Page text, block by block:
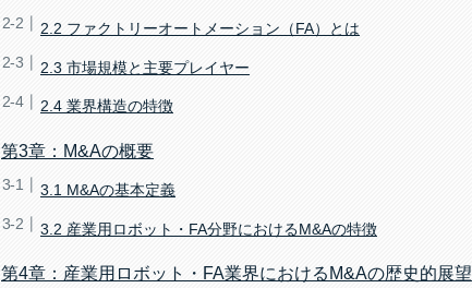
2.2 ファクトリーオートメーション（FA）とは
2.3 市場規模と主要プレイヤー
2.4 業界構造の特徴
第3章：M&Aの概要
3.1 M&Aの基本定義
3.2 産業用ロボット・FA分野におけるM&Aの特徴
第4章：産業用ロボット・FA業界におけるM&Aの歴史的展望